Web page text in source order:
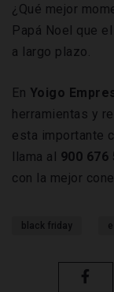
¿Qué mejor
Papá Noel que
a largo plazo.
En Yoigo
herramientas y
esta importante
llama al 900 676
con la mejor
black friday